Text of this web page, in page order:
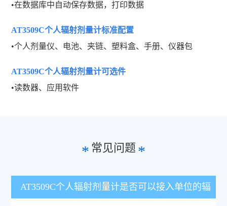
•在数据库中自动保存数据，打印数据
AT3509C个人辐射剂量计标准配置
•个人剂量仪、电池、夹链、塑料盒、手册、仪器包
AT3509C个人辐射剂量计可选件
•读数器、应用软件
* 常见问题 *
AT3509C个人辐射剂量计是否可以接入单位的辐